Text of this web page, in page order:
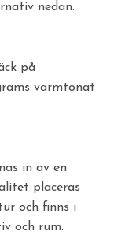
nedan.
på
varmtonat
in av en
placeras
och finns i
och rum.